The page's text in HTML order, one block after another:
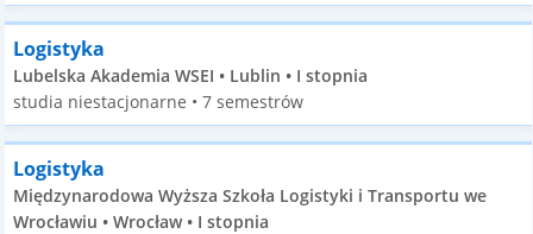
Logistyka
Lubelska Akademia WSEI • Lublin • I stopnia
studia niestacjonarne • 7 semestrów
Logistyka
Międzynarodowa Wyższa Szkoła Logistyki i Transportu we
Wrocławiu • Wrocław • I stopnia